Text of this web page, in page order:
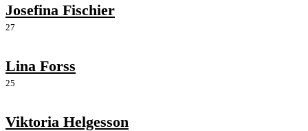
Josefina Fischier
27
Lina Forss
25
Viktoria Helgesson